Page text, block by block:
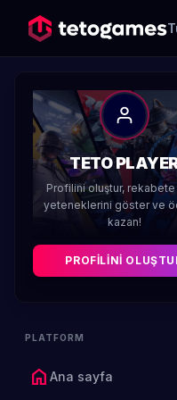
TETO
Profilini oluştur, rekabete
yeteneklerini göster ve
kazan!
PROFILINI
PLATFORM
home Ana sayfa